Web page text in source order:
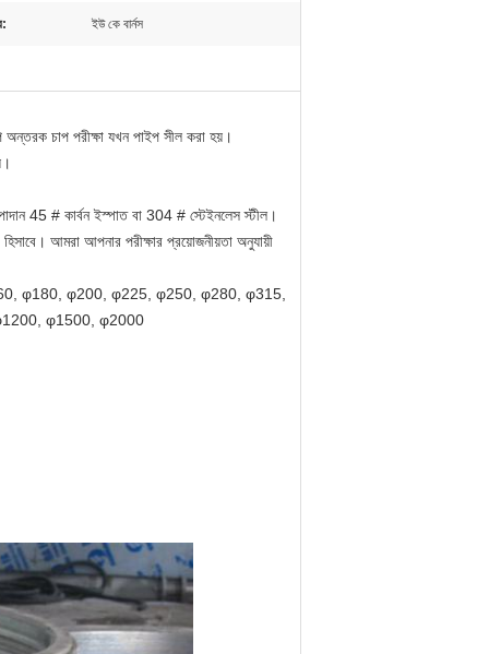
ইউ কে বার্নস
অন্তরক চাপ পরীক্ষা যখন পাইপ সীল করা হয়।
45 # কার্বন ইস্পাত বা 304 # স্টেইনলেস স্টীল।
আমরা আপনার পরীক্ষার প্রয়োজনীয়তা অনুযায়ী
φ180, φ200, φ225, φ250, φ280, φ315,
φ1500, φ2000